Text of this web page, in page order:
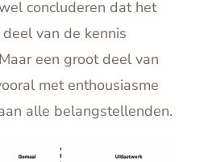
concluderen dat het
van de kennis
een groot deel van
met enthousiasme
alle belangstellenden.